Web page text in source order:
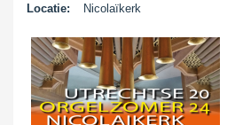
Locatie:
Nicolaïkerk